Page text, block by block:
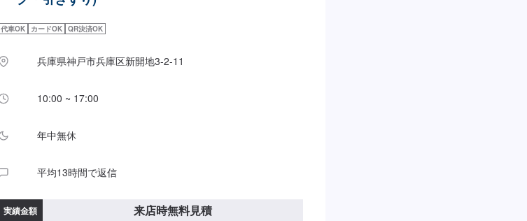
代車OK カードOK QR決済OK
兵庫県神戸市兵庫区新開地3-2-11
10:00 ~ 17:00
年中無休
平均13時間で返信
実績金額 来店時無料見積